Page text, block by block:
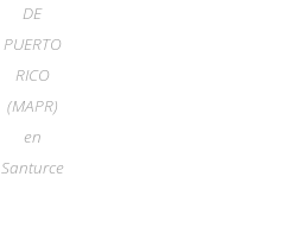
DE
PUERTO
RICO
(MAPR)
en
Santurce